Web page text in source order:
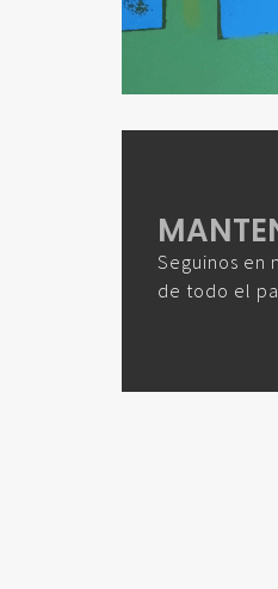
Seguinos en
de todo el